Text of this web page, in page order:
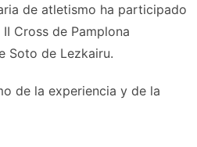
de atletismo ha participado
Cross de Pamplona
Soto de Lezkairu.
de la experiencia y de la